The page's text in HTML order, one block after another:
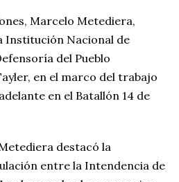
Marcelo Metediera,
Institución Nacional de
del Pueblo
en el marco del trabajo
en el Batallón 14 de
destacó la
entre la Intendencia de